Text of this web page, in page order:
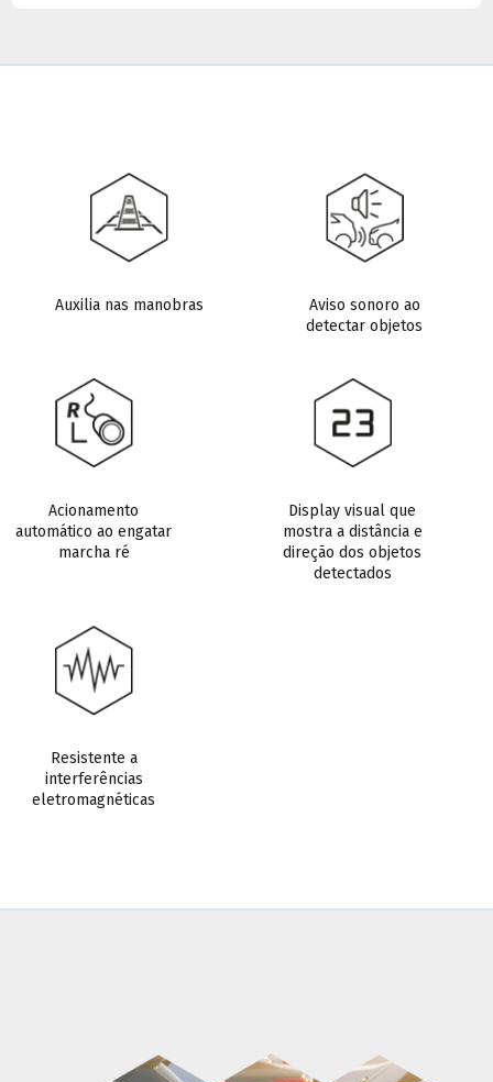
Auxilia nas manobras
Aviso sonoro ao
detectar objetos
Acionamento
automático ao engatar
marcha ré
Display visual que
mostra a distância e
direção dos objetos
detectados
Resistente a
interferências
eletromagnéticas